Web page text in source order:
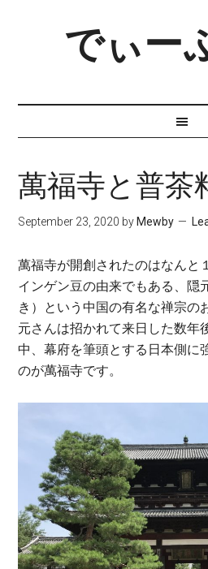
でぃー
萬福寺と普茶
September 23, 2020 by Mewby
萬福寺が開創されたのはなんと
インゲン豆の由来でもある、隠
き）という中国の有名な禅宗の
元さんは招かれて来日した数年
中、幕府を筆頭とする日本側に
のが萬福寺です。